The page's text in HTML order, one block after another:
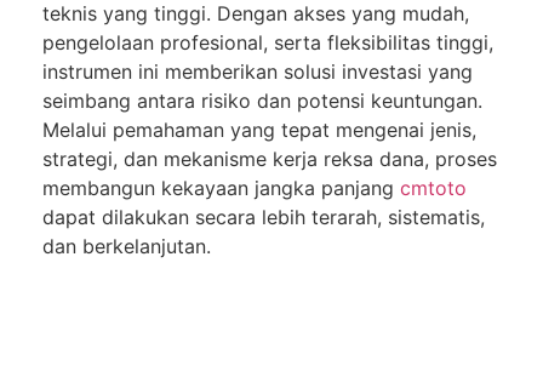
teknis yang tinggi. Dengan akses yang mudah,
pengelolaan profesional, serta fleksibilitas tinggi,
instrumen ini memberikan solusi investasi yang
seimbang antara risiko dan potensi keuntungan.
Melalui pemahaman yang tepat mengenai jenis,
strategi, dan mekanisme kerja reksa dana, proses
membangun kekayaan jangka panjang cmtoto
dapat dilakukan secara lebih terarah, sistematis,
dan berkelanjutan.